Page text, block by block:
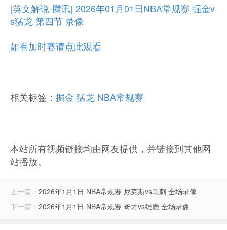
[英文解说-腾讯] 2026年01月01日NBA常规赛 掘金v
s猛龙 第四节 录像
如有加时赛请点此观看
相关标签： 掘金 猛龙 NBA常规赛
本站所有视频链接均由网友提供，并链接到其他网
站播放。
上一篇： 2026年1月1日 NBA常规赛 尼克斯vs马刺 全场录像
下一篇： 2026年1月1日 NBA常规赛 奇才vs雄鹿 全场录像